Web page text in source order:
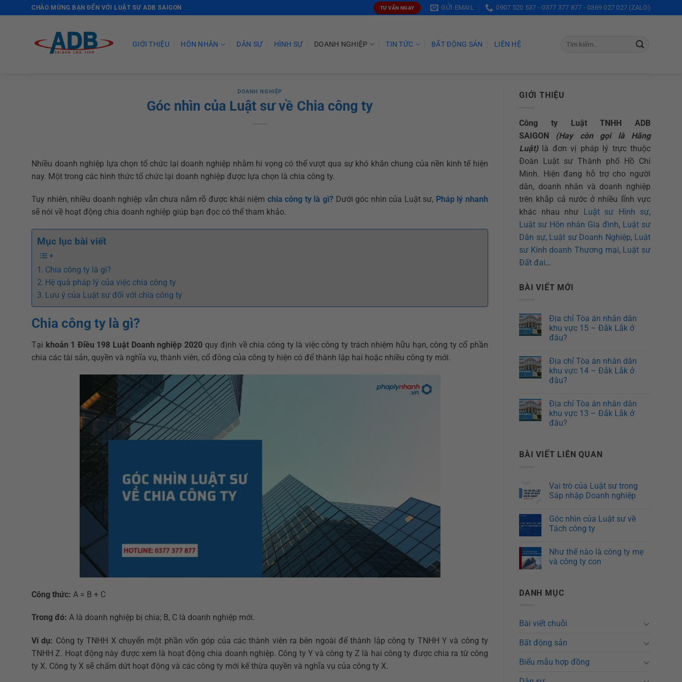
CHÀO MỪNG BẠN ĐẾN VỚI LUẬT SƯ ADB SAIGON TƯ VẤN NGAY GỬI EMAIL 0907 520 537 - 0377 377 877 - 0369 027 027 (ZALO)
GIỚI THIỆU HÔN NHÂN DÂN SỰ HÌNH SỰ DOANH NGHIỆP TIN TỨC BẤT ĐỘNG SẢN LIÊN HỆ
DOANH NGHIỆP
Góc nhìn của Luật sư về Chia công ty
Nhiều doanh nghiệp lựa chọn tổ chức lại doanh nghiệp nhằm hi vọng có thể vượt qua sự khó khăn chung của nền kinh tế hiện
nay. Một trong các hình thức tổ chức lại doanh nghiệp được lựa chọn là chia công ty.
Tuy nhiên, nhiều doanh nghiệp vẫn chưa nắm rõ được khái niệm chia công ty là gì?Dưới góc nhìn của Luật sư, Pháp lý nhanh
sẽ nói về hoạt động chia doanh nghiệp giúp bạn đọc có thể tham khảo.
Mục lục bài viết
Chia công ty là gì?
Hệ quả pháp lý của việc chia công ty
Lưu ý của Luật sư đối với chia công ty
Chia công ty là gì?
Tại khoản 1 Điều 198 Luật Doanh nghiệp 2020quy định về chia công ty là việc công ty trách nhiệm hữu hạn, công ty cổ phần
chia các tài sản, quyền và nghĩa vụ, thành viên, cổ đông của công ty hiện có để thành lập hai hoặc nhiều công ty mới.
Công thức: A = B + C
Trong đó: A là doanh nghiệp bị chia; B, C là doanh nghiệp mới.
Ví dụ: Công ty TNHH X chuyển một phần vốn góp của các thành viên ra bên ngoài để thành lập công ty TNHH Y và công ty
TNHH Z. Hoạt động này được xem là hoạt động chia doanh nghiệp. Công ty Y và công ty Z là hai công ty được chia ra từ công
ty X. Công ty X sẽ chấm dứt hoạt động và các công ty mới kế thừa quyền và nghĩa vụ của công ty X.
GIỚI THIỆU
Công ty Luật TNHH ADB
SAIGON
(Hay còn gọi là Hãng
Luật) là đơn vị pháp lý trực thuộc
Đoàn Luật sư Thành phố Hồ Chí
Minh. Hiện đang hỗ trợ cho người
dân, doanh nhân và doanh nghiệp
trên khắp cả nước ở nhiều lĩnh vực
khác nhau như Luật sư Hình sự,
Luật sư Hôn nhân Gia đình, Luật sư
Dân sự, Luật sư Doanh Nghiệp, Luật
sư Kinh doanh Thương mại, Luật sư
Đất đai…
BÀI VIẾT MỚI
Địa chỉ Tòa án nhân dân
khu vực 15 – Đắk Lắk ở
đâu?
Địa chỉ Tòa án nhân dân
khu vực 14 – Đắk Lắk ở
đâu?
Địa chỉ Tòa án nhân dân
khu vực 13 – Đắk Lắk ở
đâu?
BÀI VIẾT LIÊN QUAN
Vai trò của Luật sư trong
Sáp nhập Doanh nghiệp
Góc nhìn của Luật sư về
Tách công ty
Như thế nào là công ty mẹ
và công ty con
DANH MỤC
Bài viết chuỗi
Bất động sản
Biểu mẫu hợp đồng